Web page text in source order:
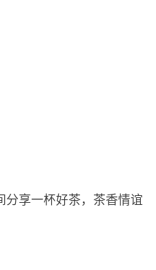
享一杯好茶，茶香情谊